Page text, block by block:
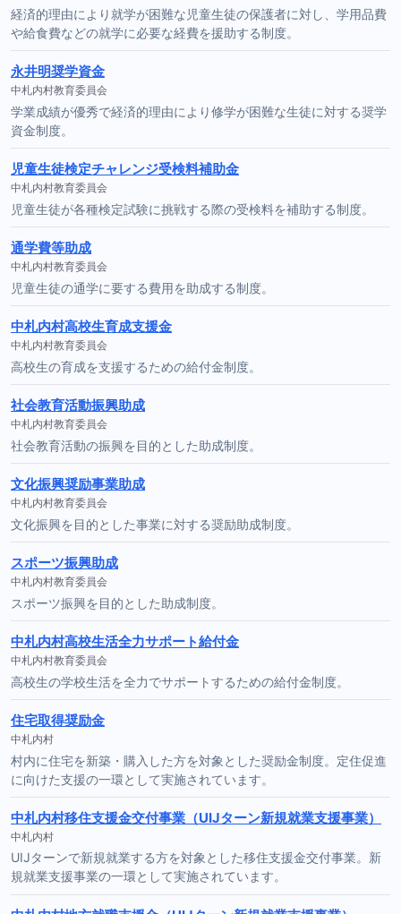
経済的理由により就学が困難な児童生徒の保護者に対し、学用品費
や給食費などの就学に必要な経費を援助する制度。
永井明奨学資金
中札内村教育委員会
学業成績が優秀で経済的理由により修学が困難な生徒に対する奨学
資金制度。
児童生徒検定チャレンジ受検料補助金
中札内村教育委員会
児童生徒が各種検定試験に挑戦する際の受検料を補助する制度。
通学費等助成
中札内村教育委員会
児童生徒の通学に要する費用を助成する制度。
中札内村高校生育成支援金
中札内村教育委員会
高校生の育成を支援するための給付金制度。
社会教育活動振興助成
中札内村教育委員会
社会教育活動の振興を目的とした助成制度。
文化振興奨励事業助成
中札内村教育委員会
文化振興を目的とした事業に対する奨励助成制度。
スポーツ振興助成
中札内村教育委員会
スポーツ振興を目的とした助成制度。
中札内村高校生活全力サポート給付金
中札内村教育委員会
高校生の学校生活を全力でサポートするための給付金制度。
住宅取得奨励金
中札内村
村内に住宅を新築・購入した方を対象とした奨励金制度。定住促進
に向けた支援の一環として実施されています。
中札内村移住支援金交付事業（UIJターン新規就業支援事業）
中札内村
UIJターンで新規就業する方を対象とした移住支援金交付事業。新
規就業支援事業の一環として実施されています。